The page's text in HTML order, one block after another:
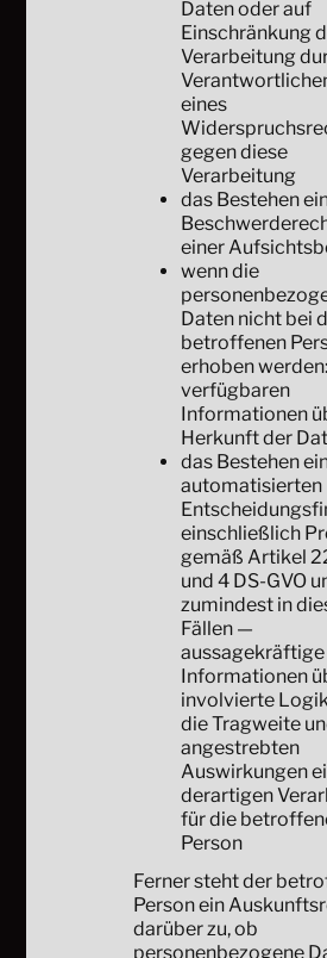
Daten oder auf
Einschränkung
Verarbeitung
eines
gegen diese
Verarbeitung
das Bestehen
einer
wenn die
Daten nicht bei
betroffenen
erhoben
verfügbaren
Informationen
Herkunft der
das Bestehen
automatisierten
einschließlich
gemäß Artikel
und 4 DS-GVO
zumindest in
Fällen —
aussagekräftige
Informationen
involvierte
die Tragweite
angestrebten
Auswirkungen
derartigen
für die
Person
Ferner steht der
Person ein
darüber zu, ob
personenbezogene